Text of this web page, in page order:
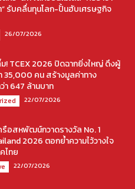
รับคลื่นทุนโลก-ปั้นฮับเศรษฐกิจ
26/07/2026
TCEX 2026 ปิดฉากยิ่งใหญ่ ดึงผู้
35,000 คน สร้างมูลค่าทาง
า 647 ล้านบาท
22/07/2026
รือสหพัฒน์กวาดรางวัล No. 1
2026 ตอกย้ำความไว้วางใจ
ไทย
22/07/2026